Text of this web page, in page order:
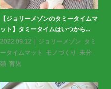
スタンダードパックから新シリーズ
が登場！＜布川愛子さんリスパ...
2022.12.19
お知らせ ,ジョリーメ
ゾン ,トッポンチーノ,モノづくり